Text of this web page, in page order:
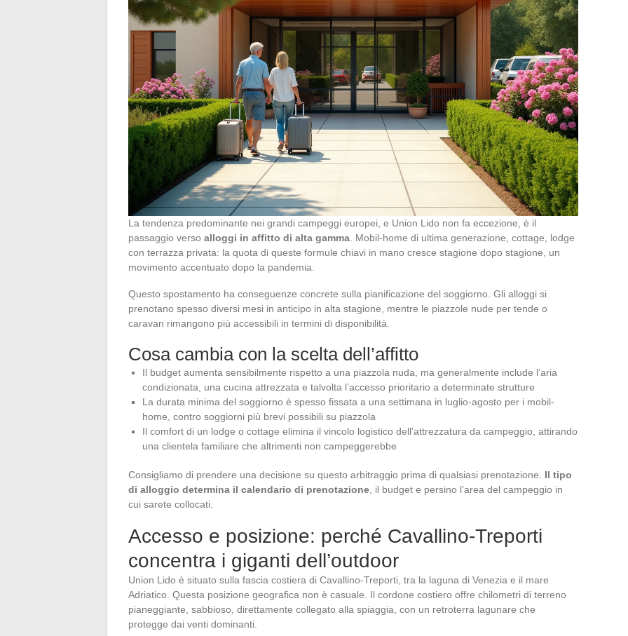
La tendenza predominante nei grandi campeggi europei, e Union Lido non fa eccezione, è il
passaggio verso alloggi in affitto di alta gamma . Mobil-home di ultima generazione, cottage, lodge
con terrazza privata: la quota di queste formule chiavi in mano cresce stagione dopo stagione, un
movimento accentuato dopo la pandemia.
Questo spostamento ha conseguenze concrete sulla pianificazione del soggiorno. Gli alloggi si
prenotano spesso diversi mesi in anticipo in alta stagione, mentre le piazzole nude per tende o
caravan rimangono più accessibili in termini di disponibilità.
Cosa cambia con la scelta dell’affitto
Il budget aumenta sensibilmente rispetto a una piazzola nuda, ma generalmente include l’aria
condizionata, una cucina attrezzata e talvolta l’accesso prioritario a determinate strutture
La durata minima del soggiorno è spesso fissata a una settimana in luglio-agosto per i mobil-
home, contro soggiorni più brevi possibili su piazzola
Il comfort di un lodge o cottage elimina il vincolo logistico dell’attrezzatura da campeggio, attirando
una clientela familiare che altrimenti non campeggerebbe
Consigliamo di prendere una decisione su questo arbitraggio prima di qualsiasi prenotazione. Il tipo
di alloggio determina il calendario di prenotazione , il budget e persino l’area del campeggio in
cui sarete collocati.
Accesso e posizione: perché Cavallino-Treporti
concentra i giganti dell’outdoor
Union Lido è situato sulla fascia costiera di Cavallino-Treporti, tra la laguna di Venezia e il mare
Adriatico. Questa posizione geografica non è casuale. Il cordone costiero offre chilometri di terreno
pianeggiante, sabbioso, direttamente collegato alla spiaggia, con un retroterra lagunare che
protegge dai venti dominanti.